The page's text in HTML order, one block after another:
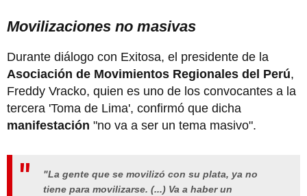
Movilizaciones no masivas
Durante diálogo con Exitosa, el presidente de la
Asociación de Movimientos Regionales del Perú,
Freddy Vracko, quien es uno de los convocantes a la
tercera 'Toma de Lima', confirmó que dicha
manifestación "no va a ser un tema masivo".
"La gente que se movilizó con su plata, ya no
tiene para movilizarse. (...) Va a haber un